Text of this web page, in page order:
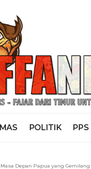
POLITIK PPS
Depan Papua yang Gemilang